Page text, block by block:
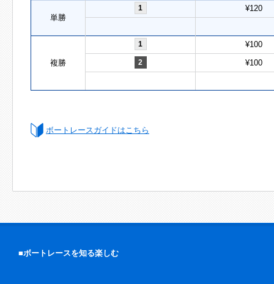
単勝
1 ¥120
複勝
1 ¥100
2 ¥100
ボートレースガイドはこちら
■ボートレースを知る楽しむ